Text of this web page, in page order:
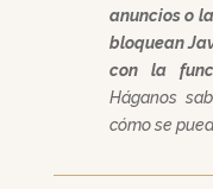
anuncios o
bloquean
con la
Háganos
cómo se